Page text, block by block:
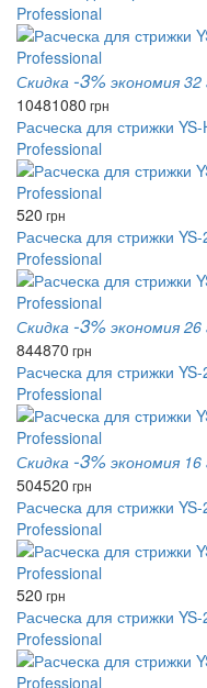
Professional
Скидка -3% экономия 32
10481080 грн
Расческа для стрижки
Professional
520 грн
Расческа для стрижки
Professional
Скидка -3% экономия 26
844870 грн
Расческа для стрижки
Professional
Скидка -3% экономия 16
504520 грн
Расческа для стрижки
Professional
520 грн
Расческа для стрижки
Professional